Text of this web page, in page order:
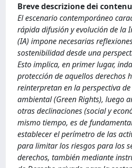
Breve descrizione dei
El escenario contemporáneo
rápida difusión y evolución de la
(IA) impone necesarias
sostenibilidad desde una
Esto implica, en primer lugar,
protección de aquellos derechos
reinterpretan en la perspectiva
ambiental (Green Rights), luego
otras declinaciones (social y
mismo tiempo, es de
establecer el perímetro de las
para limitar los riesgos para los
derechos, también mediante